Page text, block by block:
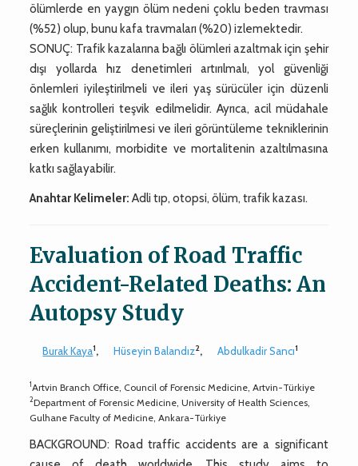
ölümlerde en yaygın ölüm nedeni çoklu beden travması
(%52) olup, bunu kafa travmaları (%20) izlemektedir.
SONUÇ: Trafik kazalarına bağlı ölümleri azaltmak için şehir
dışı yollarda hız denetimleri artırılmalı, yol güvenliği
önlemleri iyileştirilmeli ve ileri yaş sürücüler için düzenli
sağlık kontrolleri teşvik edilmelidir. Ayrıca, acil müdahale
süreçlerinin geliştirilmesi ve ileri görüntüleme tekniklerinin
erken kullanımı, morbidite ve mortalitenin azaltılmasına
katkı sağlayabilir.
Anahtar Kelimeler: Adli tıp, otopsi, ölüm, trafik kazası.
Evaluation of Road Traffic
Accident-Related Deaths: An
Autopsy Study
Burak Kaya1, Hüseyin Balandız2, Abdulkadir Sancı1
1Artvin Branch Office, Council of Forensic Medicine, Artvin-Türkiye
2Department of Forensic Medicine, University of Health Sciences,
Gulhane Faculty of Medicine, Ankara-Türkiye
BACKGROUND: Road traffic accidents are a significant